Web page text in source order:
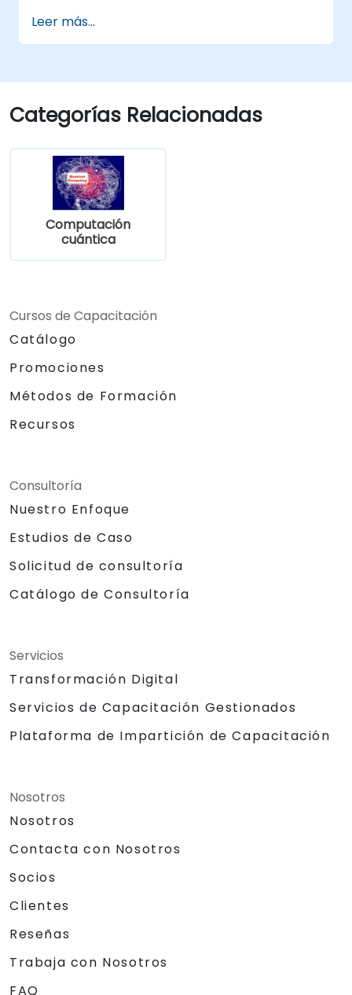
Leer más...
Categorías Relacionadas
Computación
cuántica
Cursos de Capacitación
Catálogo
Promociones
Métodos de Formación
Recursos
Consultoría
Nuestro Enfoque
Estudios de Caso
Solicitud de consultoría
Catálogo de Consultoría
Servicios
Transformación Digital
Servicios de Capacitación Gestionados
Plataforma de Impartición de Capacitación
Nosotros
Nosotros
Contacta con Nosotros
Socios
Clientes
Reseñas
Trabaja con Nosotros
FAQ